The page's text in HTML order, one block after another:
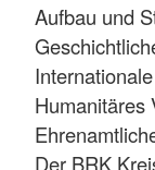
Aufbau und
Humanitäres
Der BRK